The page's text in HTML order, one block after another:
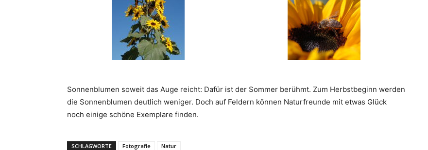
Sonnenblumen soweit das Auge reicht: Dafür ist der Sommer berühmt. Zum Herbstbeginn werden
die Sonnenblumen deutlich weniger. Doch auf Feldern können Naturfreunde mit etwas Glück
noch einige schöne Exemplare finden.
SCHLAGWORTE Fotografie Natur